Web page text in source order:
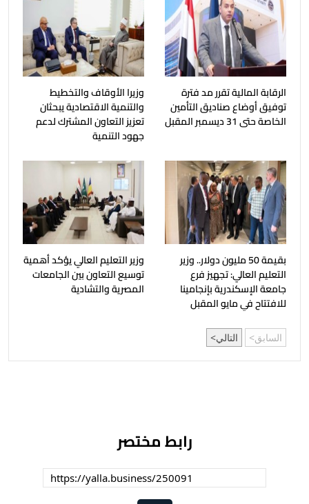
الرقابة المالية تقرر مد فترة
توفيق أوضاع صناديق التأمين
الخاصة حتى 31 ديسمبر المقبل
وزيرا الأوقاف والتخطيط
والتنمية الاقتصادية يبحثان
تعزيز التعاون المشترك لدعم
جهود التنمية
بقيمة 50 مليون دولار.. وزير
التعليم العالي: تجهيز فرع
جامعة الإسكندرية بإنجامينا
للافتتاح في مايو المقبل
وزير التعليم العالي يؤكد أهمية
توسيع التعاون بين الجامعات
المصرية والتشادية
السابق التالي
رابط مختصر